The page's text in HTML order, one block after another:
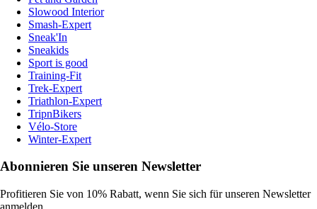
Slowood Interior
Smash-Expert
Sneak'In
Sneakids
Sport is good
Training-Fit
Trek-Expert
Triathlon-Expert
TripnBikers
Vélo-Store
Winter-Expert
Abonnieren Sie unseren Newsletter
Profitieren Sie von 10% Rabatt, wenn Sie sich für unseren Newsletter
anmelden